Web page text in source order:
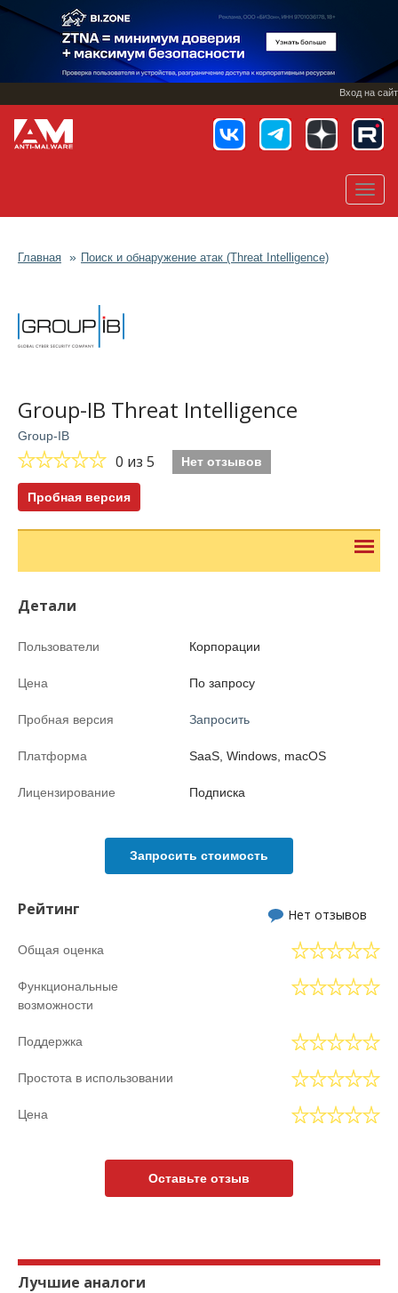
Перейти
основному
Вход на сайт
Главная Поиск и обнаружение атак (Threat Intelligence)
Group-IB Threat Intelligence
Group-IB
0 из 5 Нет отзывов
Пробная версия
Детали
Пользователи Корпорации
Цена По запросу
Пробная версия Запросить
Платформа SaaS, Windows, macOS
Лицензирование Подписка
Запросить стоимость
Рейтинг Нет отзывов
Общая оценка
Функциональные
возможности
Поддержка
Простота в использовании
Цена
Оставьте отзыв
Лучшие аналоги